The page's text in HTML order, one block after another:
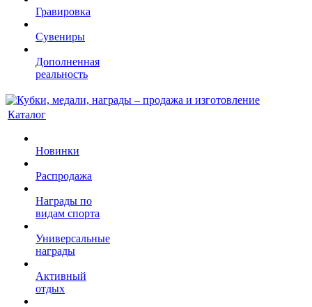
Гравировка
Сувениры
Дополненная
реальность
Каталог
Новинки
Распродажа
Награды по
видам спорта
Универсальные
награды
Активный
отдых